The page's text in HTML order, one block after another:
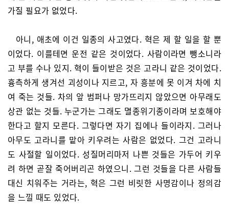
가질 필요가 없었다.
아니, 애초에 이건 일종의 사고였다. 혁은 제 할 일을 할 뿐
이었다. 이를테면 운전 같은 것이었다. 사람이라면 뺑소니라
고 부를 수나 있지. 혁이 들이받은 것은 고라니 같은 것이었다.
흉측하게 생겨선 괴성이나 지르고, 자 흥분에 못 이겨 차에 치
여 죽는 것들. 차의 앞 범퍼나 망가뜨리지 않았으면 아무래도
상관 없는 것들. 누군가는 그래도 멸종위기종이라며 보호해야
한다고 할지 모른다. 그렇다면 자기 집에나 들이라지. 그러나
아무도 고라니를 맡아 키우려는 사람은 없었다. 그건 고라니
도 사절할 일이었다. 성질머리마저 나쁜 것들은 가두어 키우
려 하면 곧잘 죽어버리곤 하였으니. 그런 것들을 다른 사람들
대신 치워주는 거라는, 혁은 그런 비릿한 사명감이나 정의감
을 느낄 때도 있었다.